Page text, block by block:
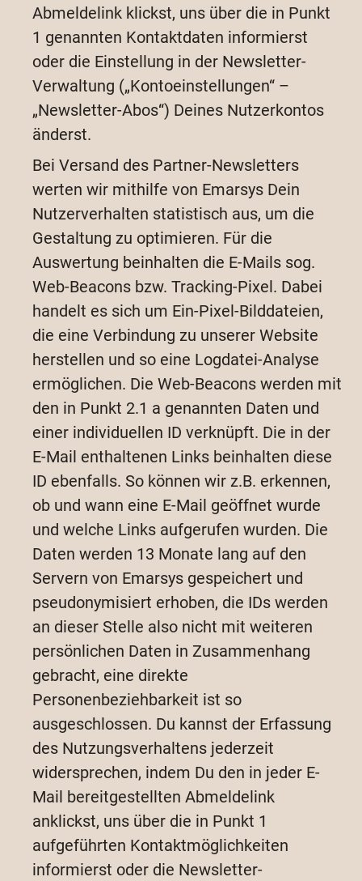
Abmeldelink klickst, uns über die in Punkt
1 genannten Kontaktdaten informierst
oder die Einstellung in der Newsletter-
Verwaltung („Kontoeinstellungen“ –
„Newsletter-Abos“) Deines Nutzerkontos
änderst.
Bei Versand des Partner-Newsletters
werten wir mithilfe von Emarsys Dein
Nutzerverhalten statistisch aus, um die
Gestaltung zu optimieren. Für die
Auswertung beinhalten die E-Mails sog.
Web-Beacons bzw. Tracking-Pixel. Dabei
handelt es sich um Ein-Pixel-Bilddateien,
die eine Verbindung zu unserer Website
herstellen und so eine Logdatei-Analyse
ermöglichen. Die Web-Beacons werden mit
den in Punkt 2.1 a genannten Daten und
einer individuellen ID verknüpft. Die in der
E-Mail enthaltenen Links beinhalten diese
ID ebenfalls. So können wir z.B. erkennen,
ob und wann eine E-Mail geöffnet wurde
und welche Links aufgerufen wurden. Die
Daten werden 13 Monate lang auf den
Servern von Emarsys gespeichert und
pseudonymisiert erhoben, die IDs werden
an dieser Stelle also nicht mit weiteren
persönlichen Daten in Zusammenhang
gebracht, eine direkte
Personenbeziehbarkeit ist so
ausgeschlossen. Du kannst der Erfassung
des Nutzungsverhaltens jederzeit
widersprechen, indem Du den in jeder E-
Mail bereitgestellten Abmeldelink
anklickst, uns über die in Punkt 1
aufgeführten Kontaktmöglichkeiten
informierst oder die Newsletter-